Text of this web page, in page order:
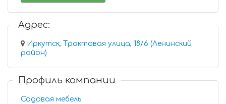
Адрес:
Иркутск, Трактовая улица, 18/6 (Ленинский
район)
Профиль компании
Садовая мебель